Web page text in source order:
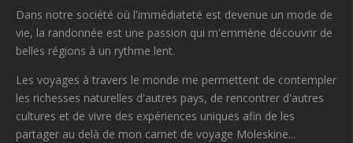
Dans notre société où l'immédiateté est devenue un mode de
vie, la randonnée est une passion qui m'emmène découvrir de
belles régions à un rythme lent.
Les voyages à travers le monde me permettent de contempler
les richesses naturelles d'autres pays, de rencontrer d'autres
cultures et de vivre des expériences uniques afin de les
partager au delà de mon carnet de voyage Moleskine...